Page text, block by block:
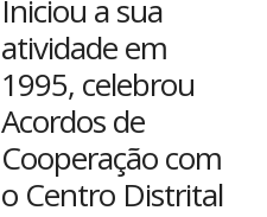
Iniciou a sua
atividade em
1995, celebrou
Acordos de
Cooperação com
o Centro Distrital